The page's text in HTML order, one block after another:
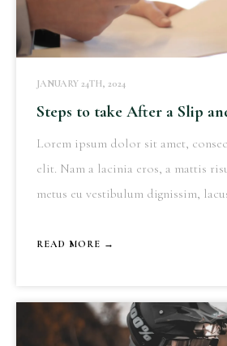
JANUARY 24TH, 2024
Steps to take After a Slip
Lorem ipsum dolor sit amet,
elit. Nam a lacinia eros, a mattis
metus eu vestibulum dignissim,
READ MORE →